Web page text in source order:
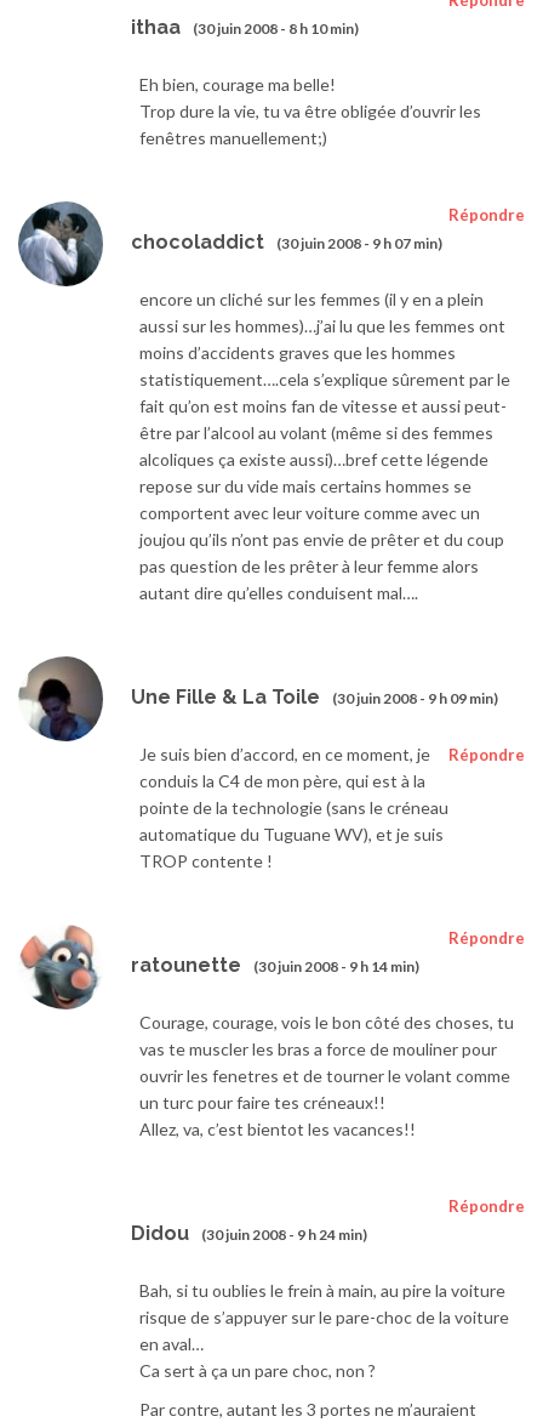
ithaa (30 juin 2008 - 8 h 10 min)
Eh bien, courage ma belle!
Trop dure la vie, tu va être obligée d’ouvrir les
fenêtres manuellement;)
chocoladdict (30 juin 2008 - 9 h 07 min)
Répondre
encore un cliché sur les femmes (il y en a plein
aussi sur les hommes)…j’ai lu que les femmes ont
moins d’accidents graves que les hommes
statistiquement….cela s’explique sûrement par le
fait qu’on est moins fan de vitesse et aussi peut-
être par l’alcool au volant (même si des femmes
alcoliques ça existe aussi)…bref cette légende
repose sur du vide mais certains hommes se
comportent avec leur voiture comme avec un
joujou qu’ils n’ont pas envie de prêter et du coup
pas question de les prêter à leur femme alors
autant dire qu’elles conduisent mal….
Une Fille & La Toile (30 juin 2008 - 9 h 09 min)
Répondre
Je suis bien d’accord, en ce moment, je
conduis la C4 de mon père, qui est à la
pointe de la technologie (sans le créneau
automatique du Tuguane WV), et je suis
TROP contente !
ratounette (30 juin 2008 - 9 h 14 min)
Répondre
Courage, courage, vois le bon côté des choses, tu
vas te muscler les bras a force de mouliner pour
ouvrir les fenetres et de tourner le volant comme
un turc pour faire tes créneaux!!
Allez, va, c’est bientot les vacances!!
Didou (30 juin 2008 - 9 h 24 min)
Répondre
Bah, si tu oublies le frein à main, au pire la voiture
risque de s’appuyer sur le pare-choc de la voiture
en aval…
Ca sert à ça un pare choc, non ?
Par contre, autant les 3 portes ne m’auraient